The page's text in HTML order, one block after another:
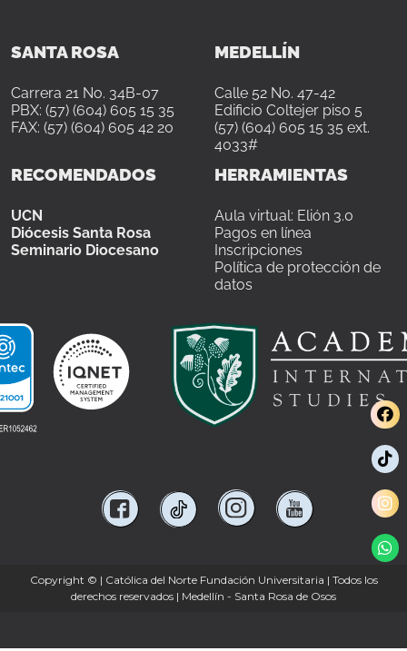
SANTA ROSA
Carrera 21 No. 34B-07
PBX: (57) (604) 605 15 35
FAX: (57) (604) 605 42 20
MEDELLÍN
Calle 52 No. 47-42
Edificio Coltejer piso 5
(57) (604) 605 15 35 ext.
4033#
RECOMENDADOS
UCN
Diócesis Santa Rosa
Seminario Diocesano
HERRAMIENTAS
Aula virtual: Elión 3.0
Pagos en línea
Inscripciones
Política de protección de
datos
Copyright © | Católica del Norte Fundación Universitaria | Todos los
derechos reservados | Medellín - Santa Rosa de Osos